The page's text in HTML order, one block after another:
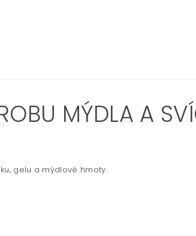
MÝDLA A
gelu a mýdlové hmoty.